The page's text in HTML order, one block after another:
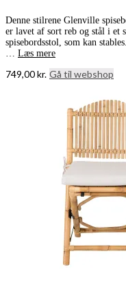
Denne stilrene Glenville
er lavet af sort reb og stål i
spisebordsstol, som kan
… Læs mere
749,00kr. Gå til webshop